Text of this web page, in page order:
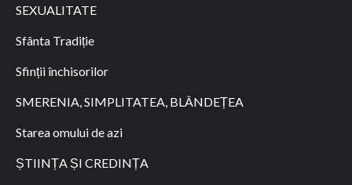
SEXUALITATE
Sfânta Tradiție
Sfinții închisorilor
SMERENIA, SIMPLITATEA, BLÂNDEȚEA
Starea omului de azi
ȘTIINȚA ȘI CREDINȚA